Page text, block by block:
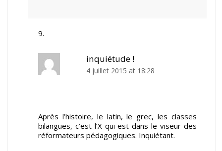
inquiétude !
4 juillet 2015 at 18:28
Après l’histoire, le latin, le grec, les classes
bilangues, c’est l’X qui est dans le viseur des
réformateurs pédagogiques. Inquiétant.